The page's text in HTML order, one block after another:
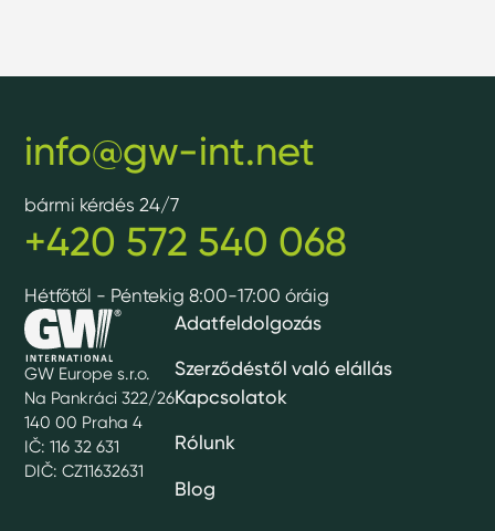
GW Europe s.r.o.
Na Pankráci 322/26
140 00 Praha 4
IČ: 116 32 631
DIČ: CZ11632631
Adatfeldolgozás
Szerződéstől való elállás
Kapcsolatok
Rólunk
Blog
info@gw-int.net
bármi kérdés 24/7
+420 572 540 068
Hétfőtől - Péntekig 8:00-17:00 óráig